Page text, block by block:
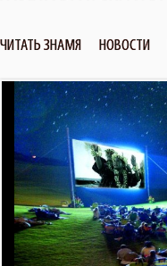
ЧИТАТЬ ЗНАМЯ НОВОСТИ